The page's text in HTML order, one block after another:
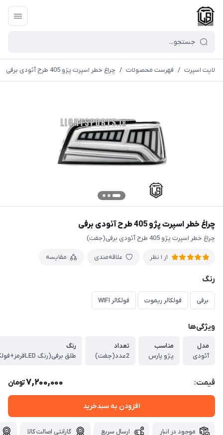
لایت اسپرت / فهرست محصولات / چراغ خطر اسپرت پژو 405 طرح آئودی برفی
چراغ خطر اسپرت پژو 405 طرح آئودی برفی
چراغ خطر اسپرت پژو 405 طرح آئودی برفی(جفت)
از 1 نظر علاقه‌مندی مقایسه
رنگ
برفی فولکالر ریموت فولکالر WIFI
ویژگی‌ها
مدل
آئودی
مناسب
پژو پارس
تعداد
2عدد(جفت)
رنگ
طلق برفی(رنگ LEDقرمز+فولکالر)
قیمت: 7,200,000تومان
افزودن به سبدخرید
موجود در انبار ارسال سریع گارانتی اصالت کالا